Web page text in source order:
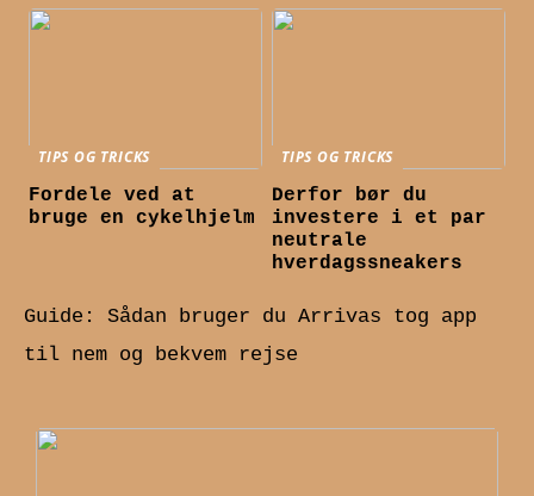
TIPS OG TRICKS
Fordele ved at
bruge en cykelhjelm
TIPS OG TRICKS
Derfor bør du
investere i et par
neutrale
hverdagssneakers
Guide: Sådan bruger du Arrivas tog app
til nem og bekvem rejse